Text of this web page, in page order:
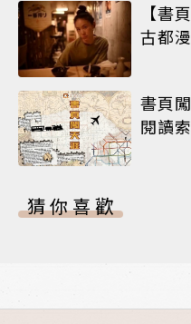
【書
古都
書頁
閱讀
猜你喜歡